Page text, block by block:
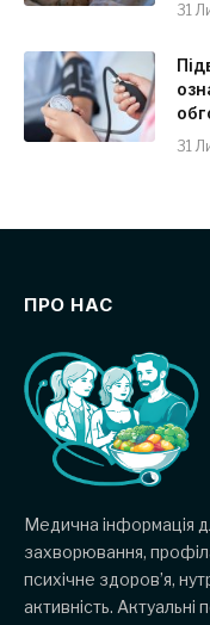
31
31
ПРО НАС
Медична інформація
захворювання,
психічне здоров’я,
активність.